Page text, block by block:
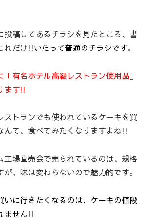
投稿してあるチラシを見たところ、書
れだけ!!いたって普通のチラシです。
「有名ホテル高級レストラン使用品」
ます!!
ストランでも使われているケーキを買
んて、食べてみたくなりますよね!!
工場直売会で売られているのは、規格
、味は変わらないので魅力的です。
いに行きたくなるのは、ケーキの値段
ません!!